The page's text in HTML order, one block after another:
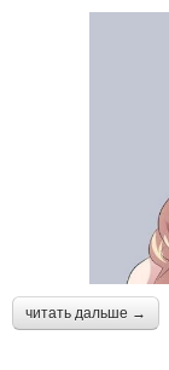
читать дальше →